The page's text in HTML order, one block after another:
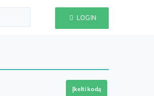
LOGIN
Įkelti kodą